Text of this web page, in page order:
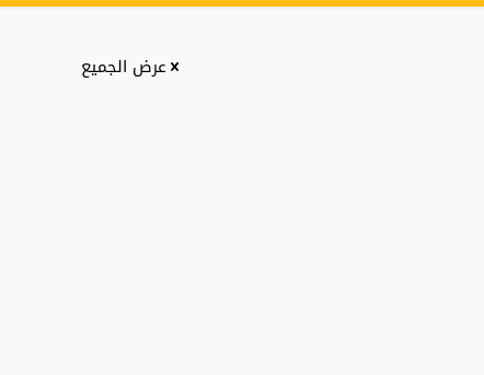
عرض الجميع